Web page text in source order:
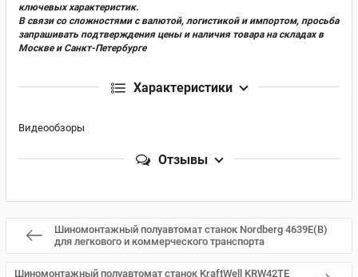
ключевых характеристик.
В связи со сложностями с валютой, логистикой и импортом, просьба
запрашивать подтверждения цены и наличия товара на складах в
Москве и Санкт-Петербурге
Характеристики
Видеообзоры
Отзывы
Шиномонтажный полуавтомат станок Nordberg 4639E(B)
для легкового и коммерческого транспорта
Шиномонтажный полуавтомат станок KraftWell KRW42TE